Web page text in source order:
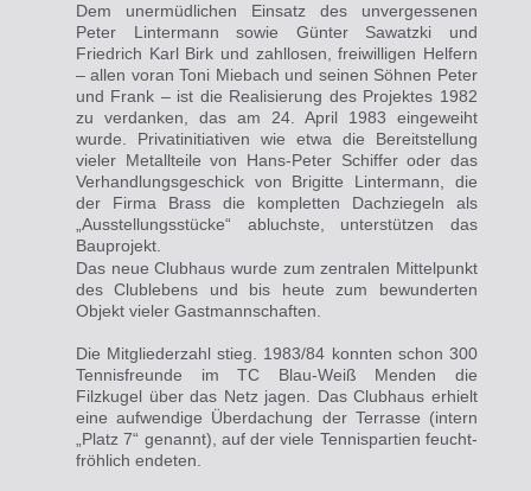
Dem unermüdlichen Einsatz des unvergessenen
Peter Lintermann sowie Günter Sawatzki und
Friedrich Karl Birk und zahllosen, freiwilligen Helfern
– allen voran Toni Miebach und seinen Söhnen Peter
und Frank – ist die Realisierung des Projektes 1982
zu verdanken, das am 24. April 1983 eingeweiht
wurde. Privatinitiativen wie etwa die Bereitstellung
vieler Metallteile von Hans-Peter Schiffer oder das
Verhandlungsgeschick von Brigitte Lintermann, die
der Firma Brass die kompletten Dachziegeln als
„Ausstellungsstücke“ abluchste, unterstützen das
Bauprojekt.
Das neue Clubhaus wurde zum zentralen Mittelpunkt
des Clublebens und bis heute zum bewunderten
Objekt vieler Gastmannschaften.
Die Mitgliederzahl stieg. 1983/84 konnten schon 300
Tennisfreunde im TC Blau-Weiß Menden die
Filzkugel über das Netz jagen. Das Clubhaus erhielt
eine aufwendige Überdachung der Terrasse (intern
„Platz 7“ genannt), auf der viele Tennispartien feucht-
fröhlich endeten.